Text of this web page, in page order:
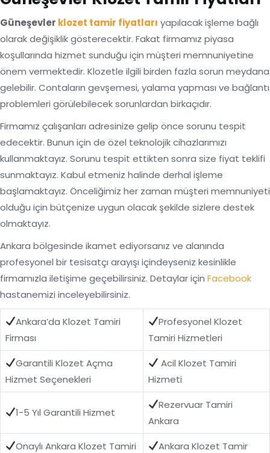
Güneşevler klozet tamir fiyatları yapılacak işleme bağlı
olarak değişiklik gösterecektir. Fakat firmamız piyasa
koşullarında hizmet sunduğu için müşteri memnuniyetine
önem vermektedir. Klozetle ilgili birden fazla sorun meydana
gelebilir. Contaların gevşemesi, yalama yapması ve bağlantı
problemleri görülebilecek sorunlardan birkaçıdır.
Firmamız çalışanları adresinize gelip önce sorunu tespit
edecektir. Bunun için de özel teknolojik cihazlarımızı
kullanmaktayız. Sorunu tespit ettikten sonra size fiyat teklifi
sunmaktayız. Kabul etmeniz halinde derhal işleme
başlamaktayız. Önceliğimiz her zaman müşteri memnuniyeti
olduğu için bütçenize uygun olacak şekilde sizlere destek
olmaktayız.
Ankara bölgesinde ikamet ediyorsanız ve alanında
profesyonel bir tesisatçı arayışı içindeyseniz kesinlikle
firmamızla iletişime geçebilirsiniz. Detaylar için Facebook
hastanemizi inceleyebilirsiniz.
Ankara’da Klozet Tamiri
Firması
Profesyonel Klozet
Tamiri Hizmetleri
Garantili Klozet Açma
Hizmet Seçenekleri
Acil Klozet Tamiri
Hizmeti
1-5 Yıl Garantili Hizmet
Rezervuar Tamiri
Ankara
Onaylı Ankara Klozet Tamiri
Ankara Klozet Tamir